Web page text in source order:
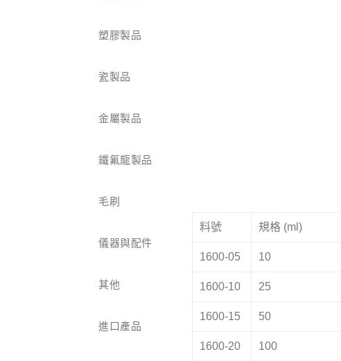
塑膠製品
瓷製品
金屬製品
鐵氟龍製品
毛刷
儀器與配件
其他
進口產品
料號 規格 (ml)
1600-05 10
1600-10 25
1600-15 50
1600-20 100